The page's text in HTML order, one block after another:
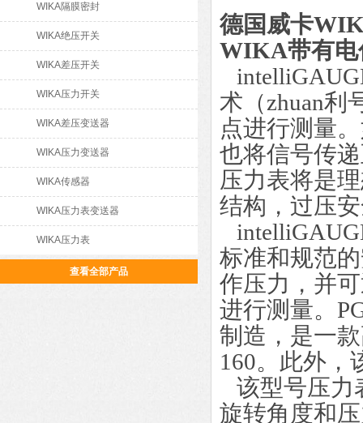
WIKA隔膜密封
WIKA绝压开关
WIKA差压开关
WIKA压力开关
WIKA差压变送器
WIKA压力变送器
WIKA传感器
WIKA压力表变送器
WIKA压力表
查看全部产品
德国威卡
WIKA带有电
术（zhuan利
点进行测量
也将信号传
压力表将是
结构，过压
标准和规范
作压力，并
进行测量。
制造，是一
160。此外，
该型号压力
旋转角度和